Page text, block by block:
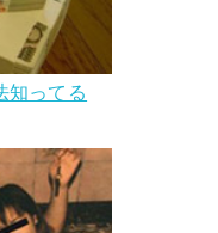
知ってる